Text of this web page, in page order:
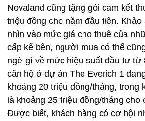
Novaland cũng tặng gói cam kết
triệu đồng cho năm đầu tiên. Khảo
nhìn vào mức giá cho thuê của
cấp kế bên, người mua có thể
ngờ gì về mức hiệu suất đầu tư từ
căn hộ ở dự án The Everich 1
khoảng 20 triệu đồng/tháng, trong
là khoảng 25 triệu đồng/tháng cho
Được biết, khách hàng có cơ hội